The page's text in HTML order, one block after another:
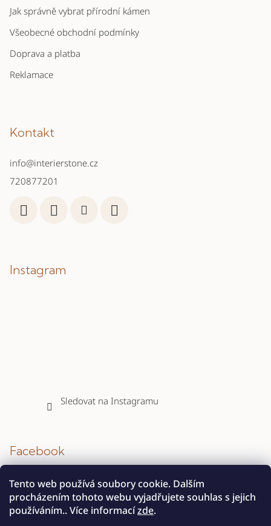
Tento web používá soubory cookie. Dalším
procházením tohoto webu vyjadřujete souhlas s jejich
používáním.. Více informacízde.
Jak správně vybrat přírodní kámen
Všeobecné obchodní podmínky
Doprava a platba
Reklamace
Kontakt
info@interierstone.cz
720877201
Instagram
Sledovat na Instagramu
Facebook